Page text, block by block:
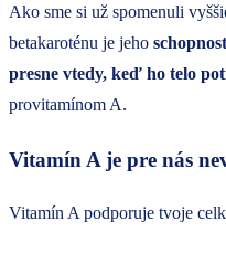
Ako sme si už spomenuli
betakaroténu je jeho
presne vtedy, keď ho telo
provitamínom A.
Vitamín A je pre nás
Vitamín A podporuje tvoje